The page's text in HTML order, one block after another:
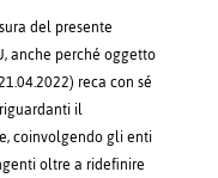
del presente
anche perché oggetto
reca con sé
il
coinvolgendo gli enti
oltre a ridefinire